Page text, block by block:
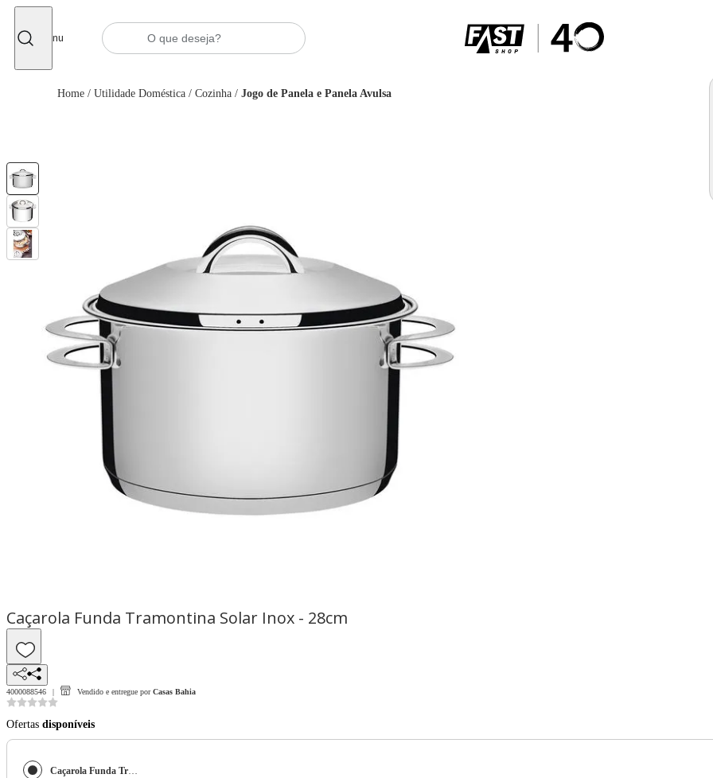
Menu
Home / Utilidade Doméstica / Cozinha / Jogo de Panela e Panela Avulsa
Caçarola Funda Tramontina Solar Inox - 28cm
4000088546 Vendido e entregue por Casas Bahia
Ofertas disponíveis
Caçarola Funda Tramontina Solar Inox - 28cm